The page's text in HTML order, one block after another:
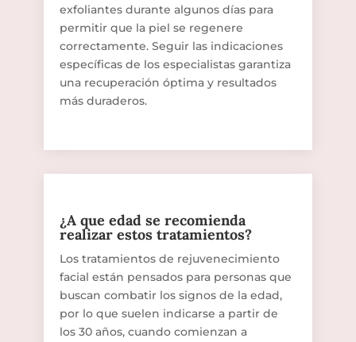
exfoliantes durante algunos días para
permitir que la piel se regenere
correctamente. Seguir las indicaciones
específicas de los especialistas garantiza
una recuperación óptima y resultados
más duraderos.
¿A que edad se recomienda
realizar estos tratamientos?
Los tratamientos de rejuvenecimiento
facial están pensados para personas que
buscan combatir los signos de la edad,
por lo que suelen indicarse a partir de
los 30 años, cuando comienzan a